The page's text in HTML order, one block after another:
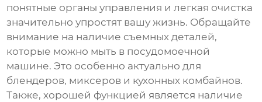
понятные органы управления и легкая очистка
значительно упростят вашу жизнь. Обращайте
внимание на наличие съемных деталей,
которые можно мыть в посудомоечной
машине. Это особенно актуально для
блендеров, миксеров и кухонных комбайнов.
Также, хорошей функцией является наличие